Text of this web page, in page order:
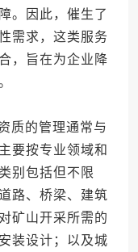
。因此，催生了
需求，这类服务
，旨在为企业降
的管理通常与
要按专业领域和
别包括但不限
路、桥梁、建筑
矿山开采所需的
装设计；以及城